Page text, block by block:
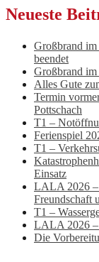
Neueste
Großbrand
beendet
Großbrand im
Alles Gute
Termin
Pottschach
T1 –
Ferienspiel
T1 –
Einsatz
LALA 2026 –
Freundschaft
T1 –
LALA 2026 –
Die